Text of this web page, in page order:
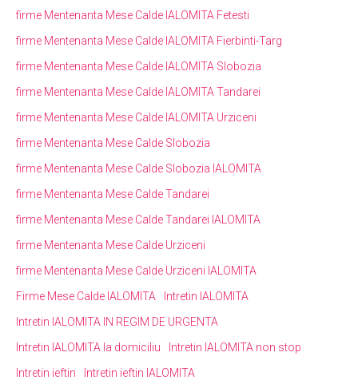
firme Mentenanta Mese Calde IALOMITA Fetesti
firme Mentenanta Mese Calde IALOMITA Fierbinti-Targ
firme Mentenanta Mese Calde IALOMITA Slobozia
firme Mentenanta Mese Calde IALOMITA Tandarei
firme Mentenanta Mese Calde IALOMITA Urziceni
firme Mentenanta Mese Calde Slobozia
firme Mentenanta Mese Calde Slobozia IALOMITA
firme Mentenanta Mese Calde Tandarei
firme Mentenanta Mese Calde Tandarei IALOMITA
firme Mentenanta Mese Calde Urziceni
firme Mentenanta Mese Calde Urziceni IALOMITA
Firme Mese Calde IALOMITA
Intretin IALOMITA
Intretin IALOMITA IN REGIM DE URGENTA
Intretin IALOMITA la domiciliu
Intretin IALOMITA non stop
Intretin ieftin
Intretin ieftin IALOMITA